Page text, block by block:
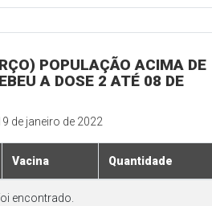
POPULAÇÃO ACIMA DE
A DOSE 2 ATÉ 08 DE
de janeiro de 2022
Vacina Quantidade
encontrado.